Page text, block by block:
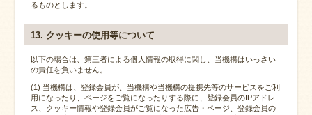
るものとします。
13. クッキーの使用等について
以下の場合は、第三者による個人情報の取得に関し、当機構はいっさい
の責任を負いません。
(1) 当機構は、登録会員が、当機構や当機構の提携先等のサービスをご利
用になったり、ページをご覧になったりする際に、登録会員のIPアドレ
ス、クッキー情報や登録会員がご覧になった広告・ページ、登録会員の